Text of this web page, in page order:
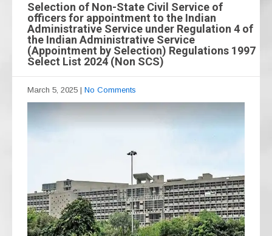
Selection of Non-State Civil Service of
officers for appointment to the Indian
Administrative Service under Regulation 4 of
the Indian Administrative Service
(Appointment by Selection) Regulations 1997
Select List 2024 (Non SCS)
March 5, 2025 | No Comments